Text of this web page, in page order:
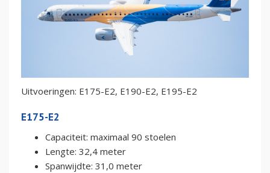
Uitvoeringen: E175-E2, E190-E2, E195-E2
E175-E2
Capaciteit: maximaal 90 stoelen
Lengte: 32,4 meter
Spanwijdte: 31,0 meter